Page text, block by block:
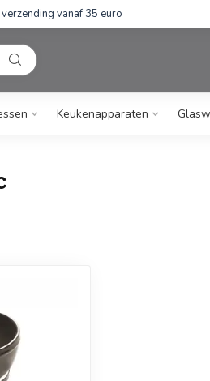
vanaf 35 euro
Keukenapparaten